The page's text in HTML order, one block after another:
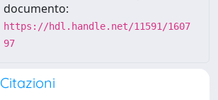
documento:
https://hdl.handle.net/11591/1607
97
Citazioni